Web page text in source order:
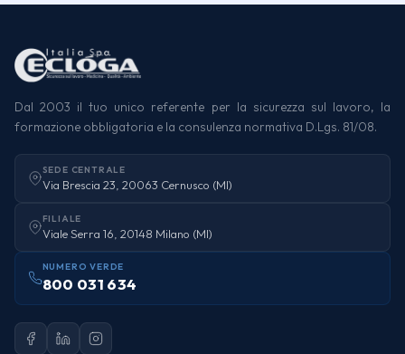
Dal 2003 il tuo unico referente per la sicurezza sul lavoro, la
formazione obbligatoria e la consulenza normativa D.Lgs. 81/08.
SEDE CENTRALE
Via Brescia 23, 20063 Cernusco (MI)
FILIALE
Viale Serra 16, 20148 Milano (MI)
NUMERO VERDE
800 031 634